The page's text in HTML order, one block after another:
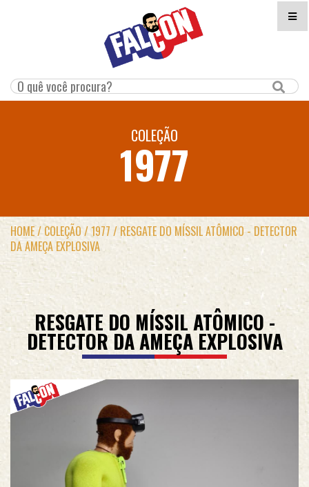
COLEÇÃO
1977
HOME/COLEÇÃO/1977 / RESGATE DO MÍSSIL ATÔMICO - DETECTOR
DA AMEÇA EXPLOSIVA
RESGATE DO MÍSSIL ATÔMICO -
DETECTOR DA AMEÇA EXPLOSIVA